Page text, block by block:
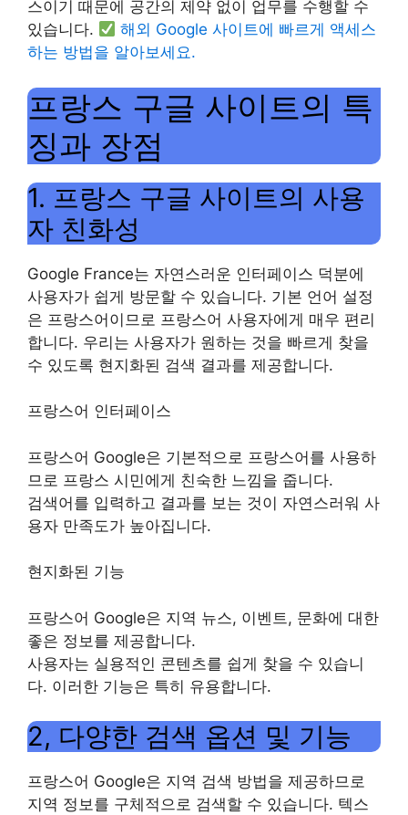
스이기 때문에 공간의 제약 없이 업무를 수행할 수
있습니다.
해외 Google 사이트에 빠르게 액세스
하는 방법을 알아보세요.
프랑스 구글 사이트의 특
징과 장점
1. 프랑스 구글 사이트의 사용
자 친화성
Google France는 자연스러운 인터페이스 덕분에
사용자가 쉽게 방문할 수 있습니다. 기본 언어 설정
은 프랑스어이므로 프랑스어 사용자에게 매우 편리
합니다. 우리는 사용자가 원하는 것을 빠르게 찾을
수 있도록 현지화된 검색 결과를 제공합니다.
프랑스어 인터페이스
프랑스어 Google은 기본적으로 프랑스어를 사용하
므로 프랑스 시민에게 친숙한 느낌을 줍니다.
검색어를 입력하고 결과를 보는 것이 자연스러워 사
용자 만족도가 높아집니다.
현지화된 기능
프랑스어 Google은 지역 뉴스, 이벤트, 문화에 대한
좋은 정보를 제공합니다.
사용자는 실용적인 콘텐츠를 쉽게 찾을 수 있습니
다. 이러한 기능은 특히 유용합니다.
2, 다양한 검색 옵션 및 기능
프랑스어 Google은 지역 검색 방법을 제공하므로
지역 정보를 구체적으로 검색할 수 있습니다. 텍스